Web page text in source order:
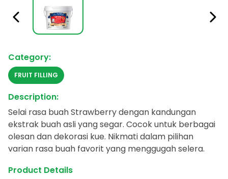
Category:
FRUIT FILLING
Description:
Selai rasa buah Strawberry dengan kandungan
ekstrak buah asli yang segar. Cocok untuk berbagai
olesan dan dekorasi kue. Nikmati dalam pilihan
varian rasa buah favorit yang menggugah selera.
Product Details